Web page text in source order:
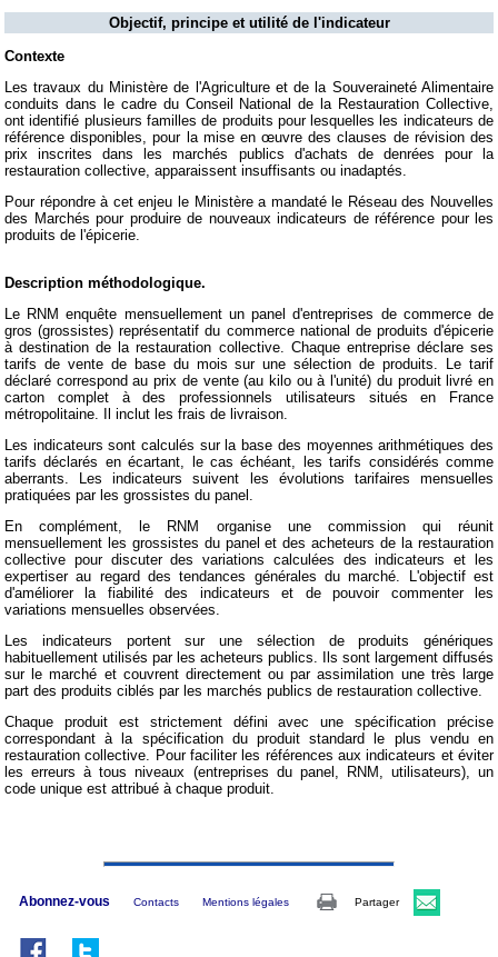
Objectif, principe et utilité de l'indicateur
Contexte
Les travaux du Ministère de l'Agriculture et de la Souveraineté Alimentaire
conduits dans le cadre du Conseil National de la Restauration Collective,
ont identifié plusieurs familles de produits pour lesquelles les indicateurs de
référence disponibles, pour la mise en œuvre des clauses de révision des
prix inscrites dans les marchés publics d'achats de denrées pour la
restauration collective, apparaissent insuffisants ou inadaptés.
Pour répondre à cet enjeu le Ministère a mandaté le Réseau des Nouvelles
des Marchés pour produire de nouveaux indicateurs de référence pour les
produits de l'épicerie.
Description méthodologique.
Le RNM enquête mensuellement un panel d'entreprises de commerce de
gros (grossistes) représentatif du commerce national de produits d'épicerie
à destination de la restauration collective. Chaque entreprise déclare ses
tarifs de vente de base du mois sur une sélection de produits. Le tarif
déclaré correspond au prix de vente (au kilo ou à l'unité) du produit livré en
carton complet à des professionnels utilisateurs situés en France
métropolitaine. Il inclut les frais de livraison.
Les indicateurs sont calculés sur la base des moyennes arithmétiques des
tarifs déclarés en écartant, le cas échéant, les tarifs considérés comme
aberrants. Les indicateurs suivent les évolutions tarifaires mensuelles
pratiquées par les grossistes du panel.
En complément, le RNM organise une commission qui réunit
mensuellement les grossistes du panel et des acheteurs de la restauration
collective pour discuter des variations calculées des indicateurs et les
expertiser au regard des tendances générales du marché. L'objectif est
d'améliorer la fiabilité des indicateurs et de pouvoir commenter les
variations mensuelles observées.
Les indicateurs portent sur une sélection de produits génériques
habituellement utilisés par les acheteurs publics. Ils sont largement diffusés
sur le marché et couvrent directement ou par assimilation une très large
part des produits ciblés par les marchés publics de restauration collective.
Chaque produit est strictement défini avec une spécification précise
correspondant à la spécification du produit standard le plus vendu en
restauration collective. Pour faciliter les références aux indicateurs et éviter
les erreurs à tous niveaux (entreprises du panel, RNM, utilisateurs), un
code unique est attribué à chaque produit.
Abonnez-vous Contacts Mentions légales Partager